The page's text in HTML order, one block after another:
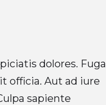
dolores. Fuga
officia. Aut ad iure
sapiente